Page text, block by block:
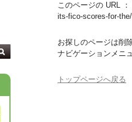
このページの URL ：
its-fico-scores-for-the/
お探しのページは削
ナビゲーションメニ
トップページへ戻る